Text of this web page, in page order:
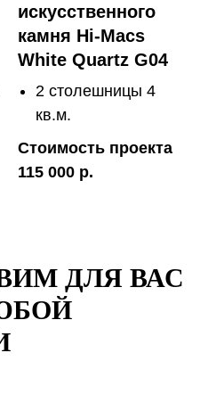
искусственного
камня Hi-Macs
White Quartz G04
2 столешницы 4
кв.м.
Стоимость проекта
115 000 р.
ДЛЯ ВАС